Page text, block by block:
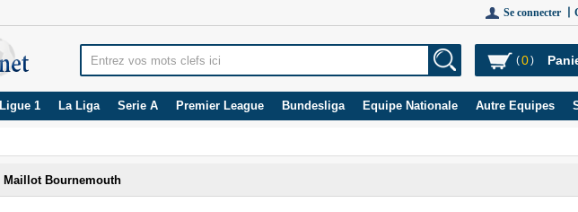
Se connecter 丨
(0)
Ligue 1 La Liga Serie A Premier League Bundesliga Equipe Nationale Autre Equipes
Maillot Bournemouth